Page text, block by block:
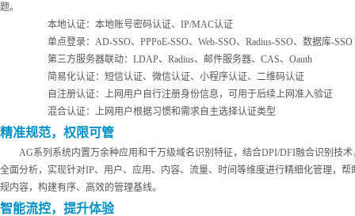
题。
本地认证：本地账号密码认证、 IP/MAC认证
单点登录： AD-SSO、PPPoE-SSO、Web-SSO、Radius-SSO、数据库-SSO
第三方服务器联动： LDAP、Radius、邮件服务器、CAS、Oauth
简易化认证：短信认证、微信认证、小程序认证、二维码认证
自注册认证：上网用户自行注册身份信息，可用于后续上网准入验证
混合认证：上网用户根据习惯和需求自主选择认证类型
精准规范，权限可管
AG系列 系统内置万余种应用和千万级域名识别特征，结合DPI/DFI融合识别技
全面分析，实现针对IP、用户、应用、内容、流量、时间等维度进行精细化管理，帮
规内容，构建有序、高效的管理基线。
智能流控，提升体验